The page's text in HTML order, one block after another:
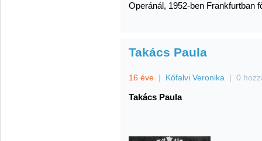
Operánál, 1952-ben Frankfurtban
Takács Paula
16 éve | Kőfalvi Veronika | 0
Takács Paula